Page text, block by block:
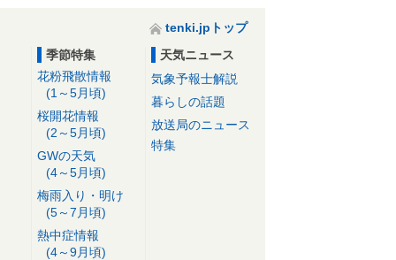
tenki.jpトップ
季節特集
花粉飛散情報
(1～5月頃)
桜開花情報
(2～5月頃)
GWの天気
(4～5月頃)
梅雨入り・明け
(5～7月頃)
熱中症情報
(4～9月頃)
天気ニュース
気象予報士解説
暮らしの話題
放送局のニュース
特集